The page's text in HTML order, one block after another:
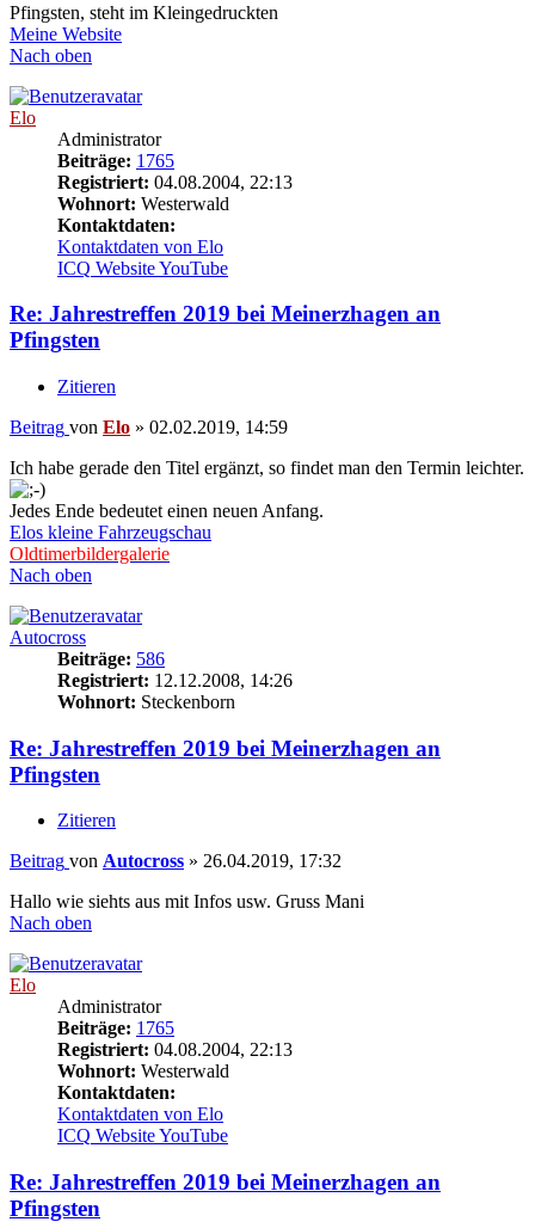
Pfingsten, steht im Kleingedruckten
Meine Website
Nach oben
Elo
Administrator
Beiträge: 1765
Registriert: 04.08.2004, 22:13
Wohnort: Westerwald
Kontaktdaten:
Kontaktdaten von Elo
ICQ WebsiteYouTube
Re: Jahrestreffen 2019 bei Meinerzhagen an
Pfingsten
Zitieren
Beitrag von Elo » 02.02.2019, 14:59
Ich habe gerade den Titel ergänzt, so findet man den Termin leichter.
Jedes Ende bedeutet einen neuen Anfang.
Elos kleine Fahrzeugschau
Oldtimerbildergalerie
Nach oben
Autocross
Beiträge: 586
Registriert: 12.12.2008, 14:26
Wohnort: Steckenborn
Re: Jahrestreffen 2019 bei Meinerzhagen an
Pfingsten
Zitieren
Beitrag von Autocross » 26.04.2019, 17:32
Hallo wie siehts aus mit Infos usw. Gruss Mani
Nach oben
Elo
Administrator
Beiträge: 1765
Registriert: 04.08.2004, 22:13
Wohnort: Westerwald
Kontaktdaten:
Kontaktdaten von Elo
ICQ WebsiteYouTube
Re: Jahrestreffen 2019 bei Meinerzhagen an
Pfingsten